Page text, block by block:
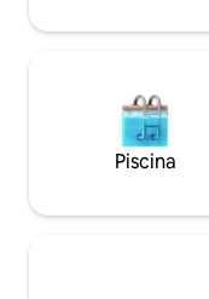
Culinária caseira de
Piscina